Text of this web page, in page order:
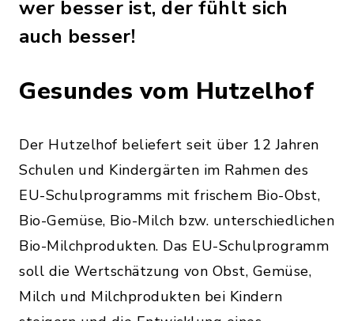
wer besser ist, der fühlt sich
auch besser!
Gesundes vom Hutzelhof
Der Hutzelhof beliefert seit über 12 Jahren
Schulen und Kindergärten im Rahmen des
EU-Schulprogramms mit frischem Bio-Obst,
Bio-Gemüse, Bio-Milch bzw. unterschiedlichen
Bio-Milchprodukten. Das EU-Schulprogramm
soll die Wertschätzung von Obst, Gemüse,
Milch und Milchprodukten bei Kindern